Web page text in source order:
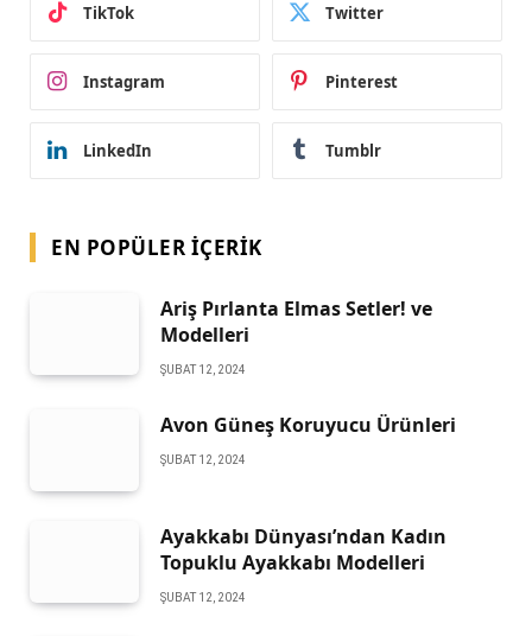
TikTok Twitter
Instagram Pinterest
LinkedIn Tumblr
EN POPÜLER İÇERIK
Ariş Pırlanta Elmas Setler! ve
Modelleri
ŞUBAT 12, 2024
Avon Güneş Koruyucu Ürünleri
ŞUBAT 12, 2024
Ayakkabı Dünyası’ndan Kadın
Topuklu Ayakkabı Modelleri
ŞUBAT 12, 2024